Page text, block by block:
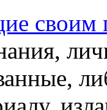
своим